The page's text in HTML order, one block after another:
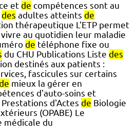
et de compétences sont au
des adultes atteints de
thérapeutique L'ETP permet
au quotidien leur maladie
de téléphone fixe ou
du CHU Publications Liste des
destinés aux patients :
fascicules sur certains
mieux la gérer en
d'auto-soins et
Prestations d'Actes de Biologie
(OPABE) Le
médicale du